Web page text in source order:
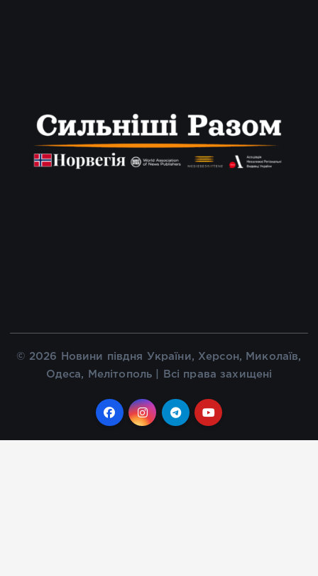
© 2026 Новини півдня України, Херсон, Миколаїв,
Одеса, Мелітополь | Всі права захищені